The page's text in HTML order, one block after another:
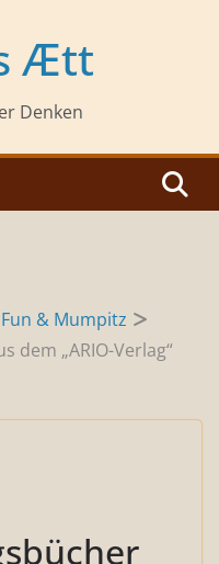
Ætt
Denken
Fun & Mumpitz
dem „ARIO-Verlag“